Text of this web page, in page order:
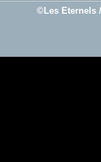
©Les Eternels